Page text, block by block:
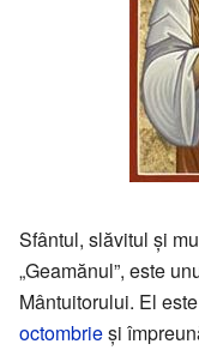
Sfântul, slăvitul și
„Geamănul”, este
Mântuitorului. El este
octombrieși